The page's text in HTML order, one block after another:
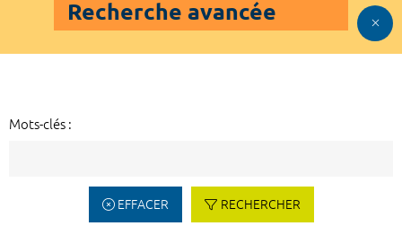
Recherche avancée
Mots-clés :
EFFACER RECHERCHER